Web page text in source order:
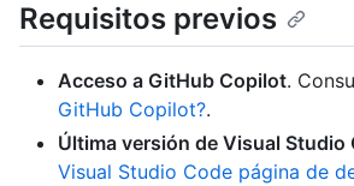
Requisitos previos
Acceso a GitHub Copilot.
GitHub Copilot?.
Última versión de Visual Studio
Visual Studio Code página de